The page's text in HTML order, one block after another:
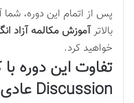
پس از اتمام این دوره، شما
بالاترآموزش مکالمه آزاد
خواهید کرد.
Discussion عادی چیست؟